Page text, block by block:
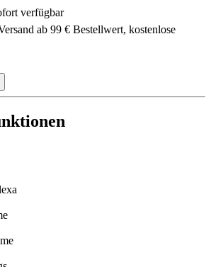
verfügbar
ab 99 € Bestellwert, kostenlose